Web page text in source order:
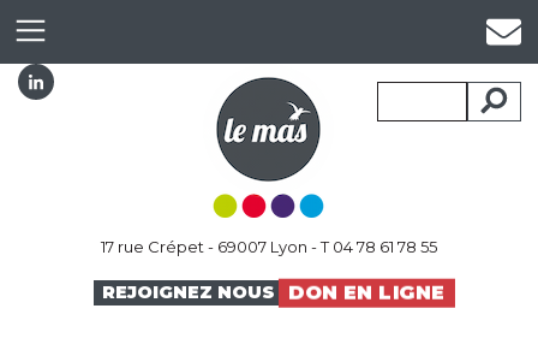
17 rue Crépet - 69007 Lyon - T 04 78 61 78 55
REJOIGNEZ NOUS DON EN LIGNE